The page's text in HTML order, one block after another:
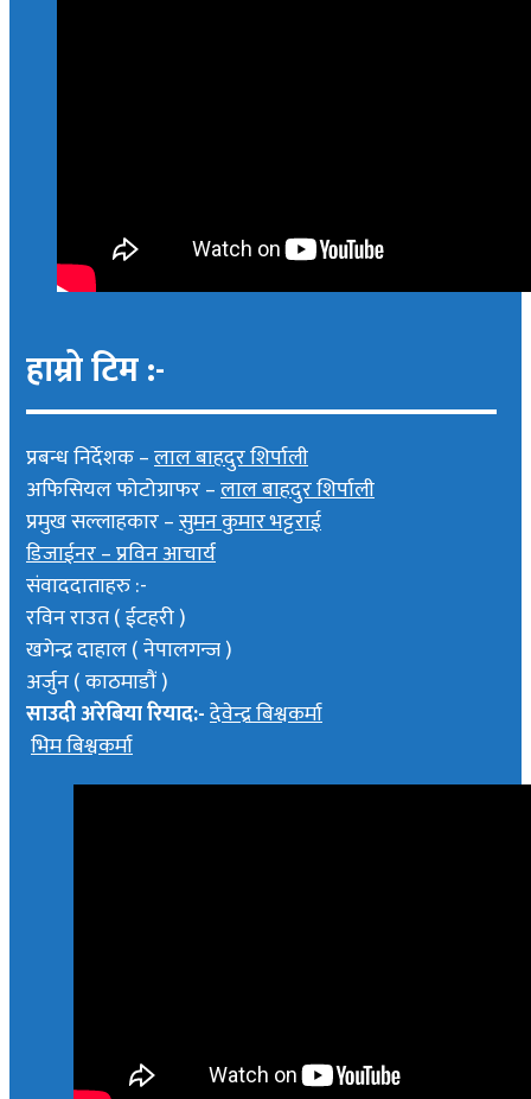
हाम्रो टिम :-
प्रबन्ध निर्देशक –लाल बाहदुर शिर्पाली
अफिसियल फोटोग्राफर –लाल बाहदुर शिर्पाली
प्रमुख सल्लाहकार –सुमन कुमार भट्टराई
डिजाईनर – प्रविन आचार्य
संवाददाताहरु :-
रविन राउत ( ईटहरी )
खगेन्द्र दाहाल ( नेपालगन्ज )
अर्जुन ( काठमाडौं )
साउदी अरेबिया रियाद:-देवेन्द्र बिश्वकर्मा
भिम बिश्वकर्मा